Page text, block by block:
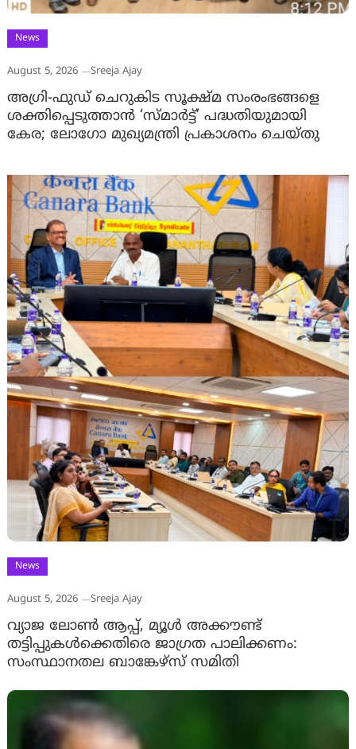
News
August 5, 2026 Sreeja Ajay
അഗ്രി-ഫുഡ് ചെറുകിട സൂക്ഷ്മ സംരംഭങ്ങളെ
ശക്തിപ്പെടുത്താന്‍ ‘സ്മാര്‍ട്ട്’ പദ്ധതിയുമായി
കേര; ലോഗോ മുഖ്യമന്ത്രി പ്രകാശനം ചെയ്തു
News
August 5, 2026 Sreeja Ajay
വ്യാജ ലോൺ ആപ്പ്, മ്യൂൾ അക്കൗണ്ട്
തട്ടിപ്പുകൾക്കെതിരെ ജാ​ഗ്രത പാലിക്കണം:
സംസ്ഥാനതല ബാങ്കേഴ്സ് സമിതി